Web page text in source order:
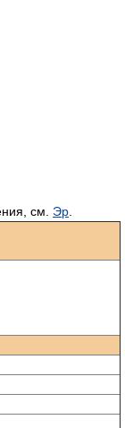
см. Эр